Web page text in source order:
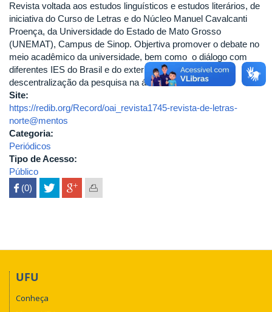
Revista voltada aos estudos linguísticos e estudos literários, de
iniciativa do Curso de Letras e do Núcleo Manuel Cavalcanti
Proença, da Universidade do Estado de Mato Grosso
(UNEMAT), Campus de Sinop. Objertiva promover o debate no
meio acadêmico da universidade, bem como o diálogo com
diferentes IES do Brasil e do exterior, contribuindo para a
descentralização da pesquisa na área de Letras.
Site:
https://redib.org/Record/oai_revista1745-revista-de-letras-
norte@mentos
Categoria:
Periódicos
Tipo de Acesso:
Público
 (0)
UFU
Conheça